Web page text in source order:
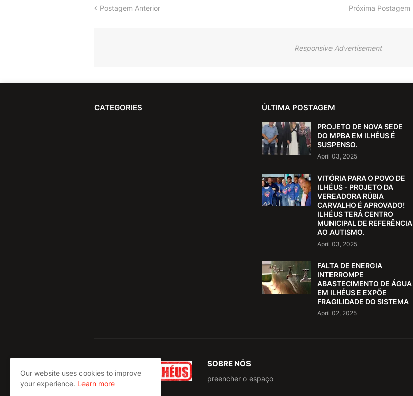
Postagem Anterior Próxima Postagem
Responsive Advertisement
CATEGORIES ÚLTIMA POSTAGEM
PROJETO DE NOVA SEDE
DO MPBA EM ILHÉUS É
SUSPENSO.
April 03, 2025
VITÓRIA PARA O POVO DE
ILHÉUS - PROJETO DA
VEREADORA RÚBIA
CARVALHO É APROVADO!
ILHÉUS TERÁ CENTRO
MUNICIPAL DE REFERÊNCIA
AO AUTISMO.
April 03, 2025
FALTA DE ENERGIA
INTERROMPE
ABASTECIMENTO DE ÁGUA
EM ILHÉUS E EXPÕE
FRAGILIDADE DO SISTEMA
April 02, 2025
SOBRE NÓS
preencher o espaço
Our website uses cookies to improve
your experience. Learn more